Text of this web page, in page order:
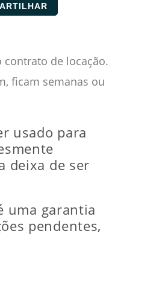
de locação.
ficam semanas ou
usado para
deixa de ser
uma garantia
pendentes,